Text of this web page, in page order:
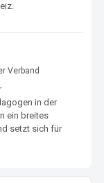
Verband
in der
ein breites
setzt sich für